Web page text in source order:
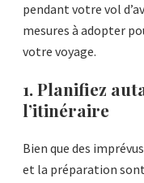
pendant votre vol
mesures à adopter
votre voyage.
1. Planifiez
l’itinéraire
Bien que des
et la préparation